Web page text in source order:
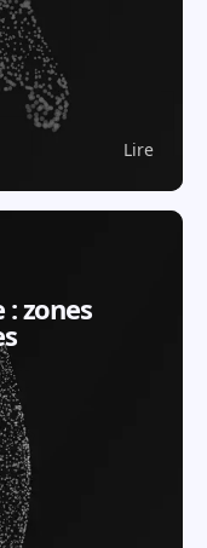
Lire
zones